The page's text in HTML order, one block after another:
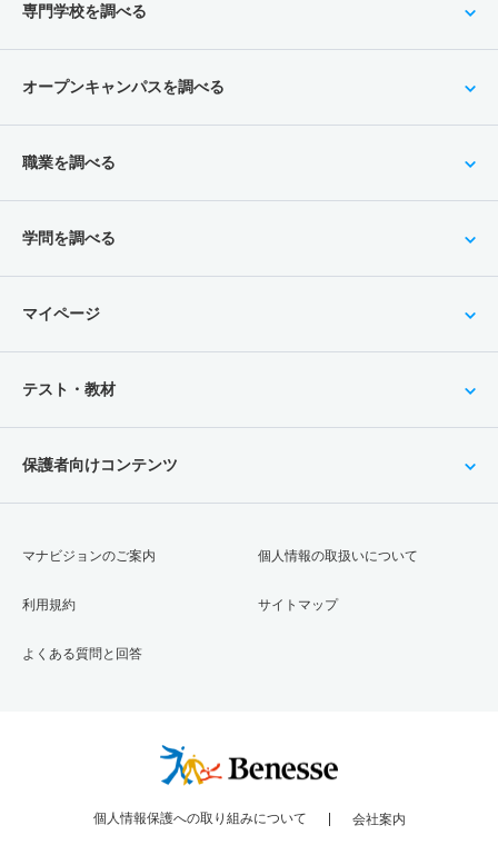
専門学校を調べる
オープンキャンパスを調べる
職業を調べる
学問を調べる
マイページ
テスト・教材
保護者向けコンテンツ
マナビジョンのご案内
利用規約
よくある質問と回答
個人情報の取扱いについて
サイトマップ
個人情報保護への取り組みについて 会社案内